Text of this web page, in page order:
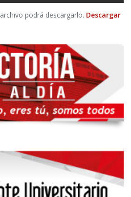
podrá descargarlo. Descargar